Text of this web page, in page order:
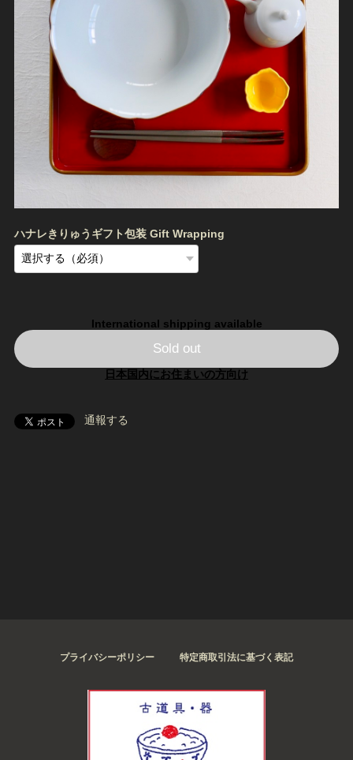
ハナレきりゅうギフト包装 Gift Wrapping
International shipping available
Sold out
日本国内にお住まいの方向け
通報する
プライバシーポリシー 特定商取引法に基づく表記